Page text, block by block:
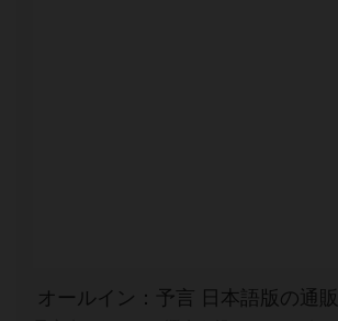
オールイン：予言 日本語版の通販